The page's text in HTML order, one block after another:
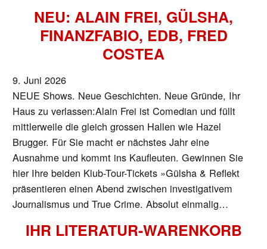
NEU: ALAIN FREI, GÜLSHA,
FINANZFABIO, EDB, FRED
COSTEA
9. Juni 2026
NEUE Shows. Neue Geschichten. Neue Gründe, Ihr
Haus zu verlassen:Alain Frei ist Comedian und füllt
mittlerweile die gleich grossen Hallen wie Hazel
Brugger. Für Sie macht er nächstes Jahr eine
Ausnahme und kommt ins Kaufleuten. Gewinnen Sie
hier Ihre beiden Klub-Tour-Tickets »Gülsha & Reflekt
präsentieren einen Abend zwischen investigativem
Journalismus und True Crime. Absolut einmalig…
IHR LITERATUR-WARENKORB